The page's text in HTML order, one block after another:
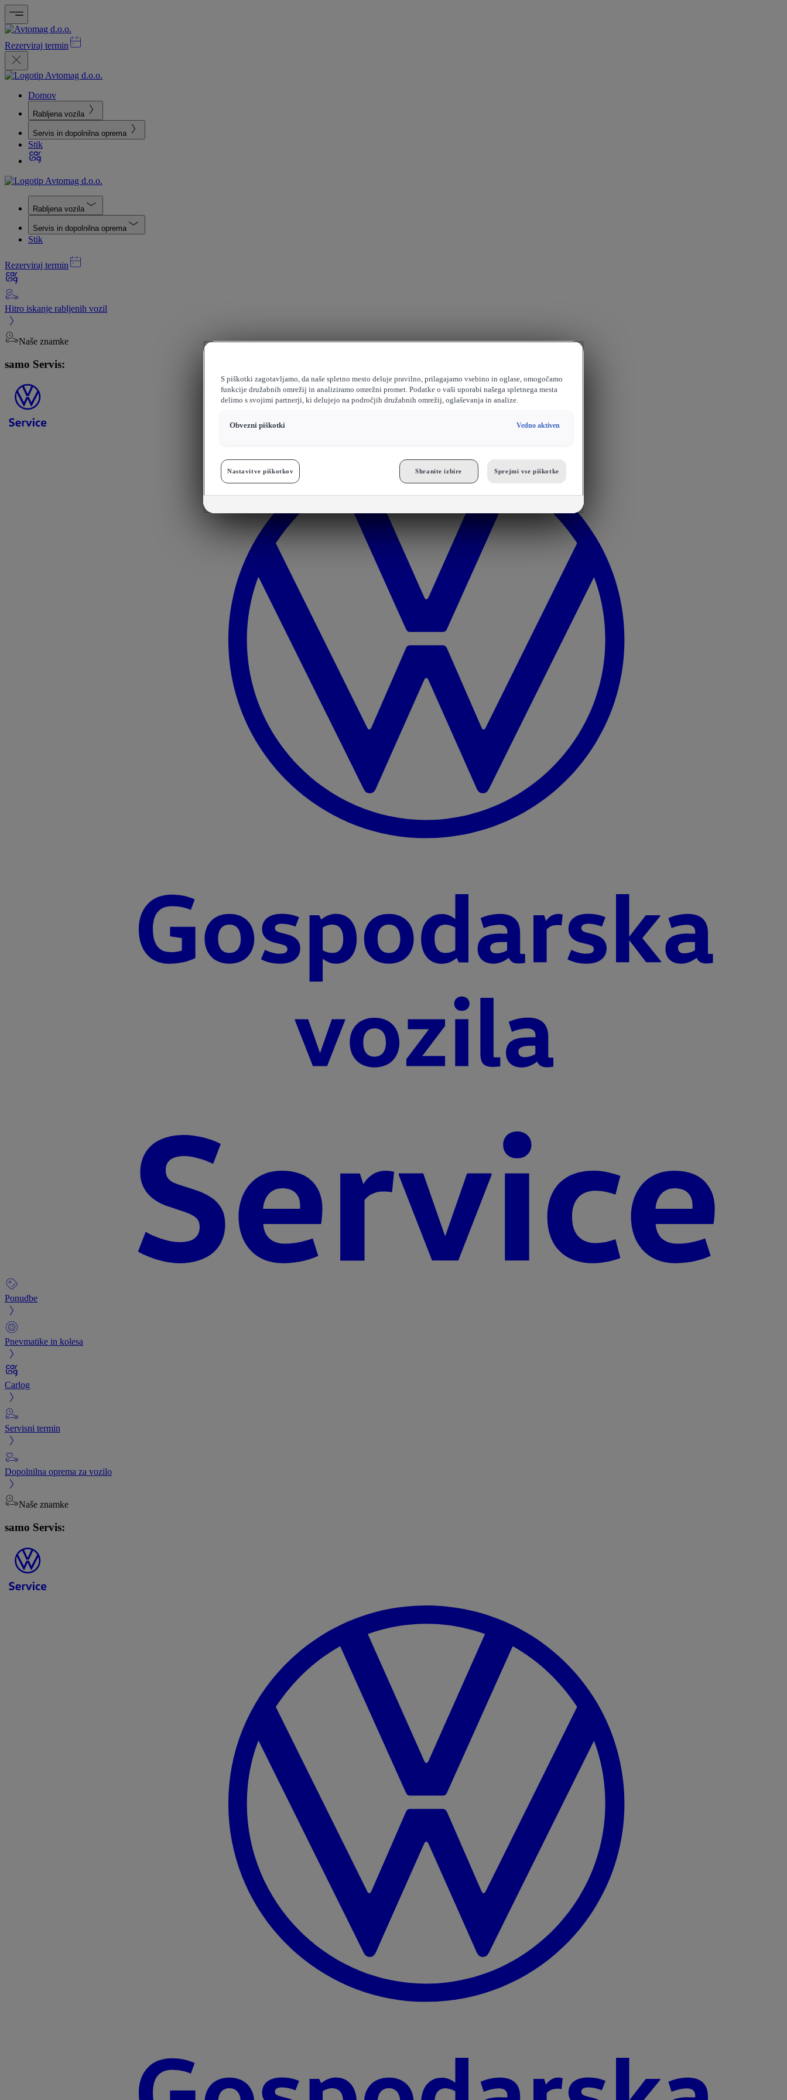
Rezerviraj termin
Domov
Rabljena vozila
Servis in dopolnilna oprema
Stik
Rabljena vozila
Servis in dopolnilna oprema
Stik
Rezerviraj termin
Hitro iskanje rabljenih vozil
Naše znamke
samo Servis:
Ponudbe
Pnevmatike in kolesa
Carlog
Servisni termin
Dopolnilna oprema za vozilo
Naše znamke
samo Servis:
S piškotki zagotavljamo, da naše spletno mesto deluje pravilno, prilagajamo vsebino in oglase, omogočamo
funkcije družabnih omrežij in analiziramo omrežni promet. Podatke o vaši uporabi našega spletnega mesta
delimo s svojimi partnerji, ki delujejo na področjih družabnih omrežij, oglaševanja in analize.
Obvezni piškotki Vedno aktiven
Nastavitve piškotkov Shranite izbire Sprejmi vse piškotke